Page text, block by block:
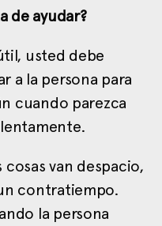
de ayudar?
usted debe
a la persona para
cuando parezca
cosas van despacio,
contratiempo.
la persona